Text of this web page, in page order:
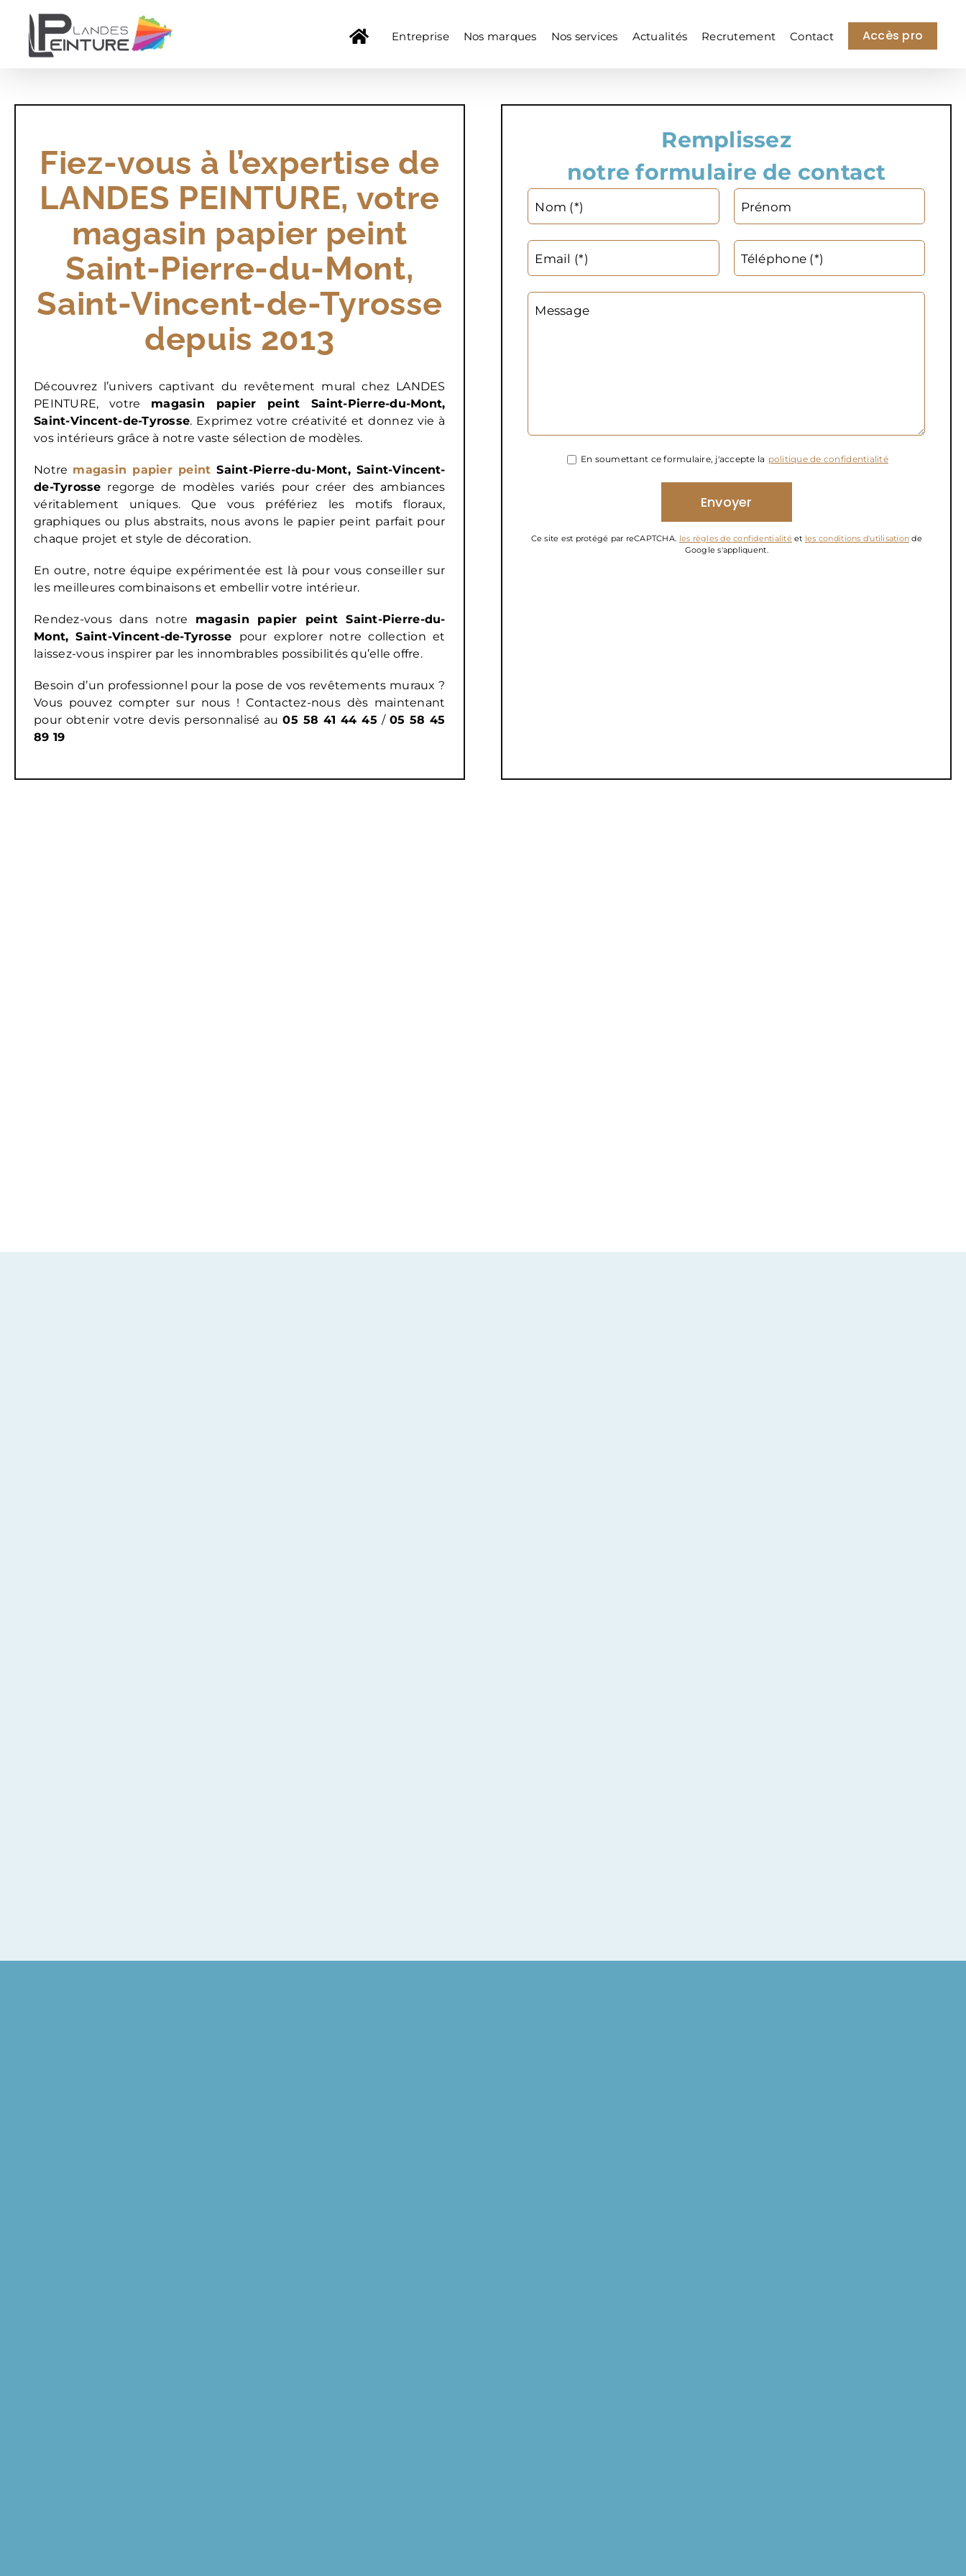
contenu
Entreprise Nos marques Nos services Actualités Recrutement Contact Accès pro
Fiez-vous à l’expertise de
LANDES PEINTURE, votre
magasin papier peint
Saint-Pierre-du-Mont,
Saint-Vincent-de-Tyrosse
depuis 2013
Découvrez l’univers captivant du revêtement mural chez LANDES
PEINTURE, votre magasin papier peint Saint-Pierre-du-Mont,
Saint-Vincent-de-Tyrosse. Exprimez votre créativité et donnez vie à
vos intérieurs grâce à notre vaste sélection de modèles.
Notre magasin papier peint Saint-Pierre-du-Mont, Saint-Vincent-
de-Tyrosse regorge de modèles variés pour créer des ambiances
véritablement uniques. Que vous préfériez les motifs floraux,
graphiques ou plus abstraits, nous avons le papier peint parfait pour
chaque projet et style de décoration.
En outre, notre équipe expérimentée est là pour vous conseiller sur
les meilleures combinaisons et embellir votre intérieur.
Rendez-vous dans notre magasin papier peint Saint-Pierre-du-
Mont, Saint-Vincent-de-Tyrosse pour explorer notre collection et
laissez-vous inspirer par les innombrables possibilités qu’elle offre.
Besoin d’un professionnel pour la pose de vos revêtements muraux ?
Vous pouvez compter sur nous ! Contactez-nous dès maintenant
pour obtenir votre devis personnalisé au05 58 41 44 45 / 05 58 45
89 19
Remplissez
notre formulaire de contact
Nom (*) Prénom
Email (*) Téléphone (*)
Message
En soumettant ce formulaire, j'accepte la politique de confidentialité
Ce site est protégé par reCAPTCHA. les règles de confidentialité et les conditions d'utilisation de
Google s'appliquent.